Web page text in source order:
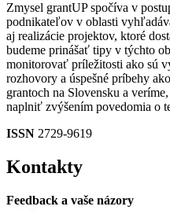
Zmysel grantUP spočíva v
podnikateľov v oblasti
aj realizácie projektov, ktoré
budeme prinášať tipy v týchto
monitorovať príležitosti ako sú
rozhovory a úspešné príbehy
grantoch na Slovensku a
naplniť zvýšením povedomia o
ISSN 2729-9619
Kontakty
Feedback a vaše názory